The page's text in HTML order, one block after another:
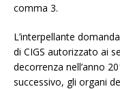
comma 3.
L’interpellante
di CIGS autorizzato ai
decorrenza nell’anno
successivo, gli organi